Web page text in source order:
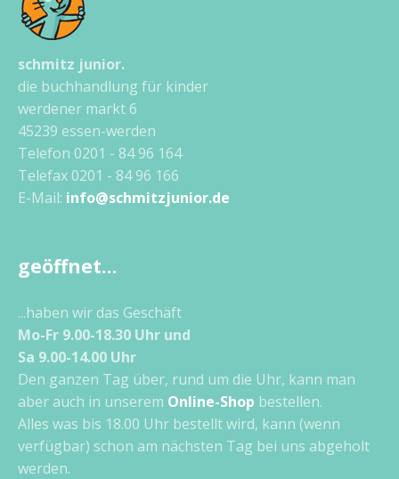
schmitz junior.
die buchhandlung für kinder
werdener markt 6
45239 essen-werden
Telefon 0201 - 84 96 164
Telefax 0201 - 84 96 166
E-Mail: info@schmitzjunior.de
geöffnet…
...haben wir das Geschäft
Mo-Fr 9.00-18.30 Uhr und
Sa 9.00-14.00 Uhr
Den ganzen Tag über, rund um die Uhr, kann man
aber auch in unserem Online-Shop bestellen.
Alles was bis 18.00 Uhr bestellt wird, kann (wenn
verfügbar) schon am nächsten Tag bei uns abgeholt
werden.